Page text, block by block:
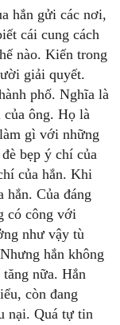
hắn gửi các nơi,
cái cung cách
nào. Kiến trong
giải quyết.
phố. Nghĩa là
ông. Họ là
gì với những
bẹp ý chí của
của hắn. Khi
hắn. Của đáng
có công với
như vậy tù
hắn không
nữa. Hắn
còn đang
nại. Quá tự tin